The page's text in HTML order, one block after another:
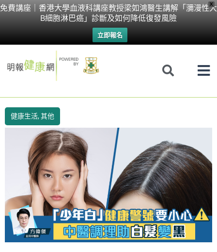
X
免費講座｜香港大學血液科講座教授梁如鴻醫生講解「瀰漫性大
B細胞淋巴癌」診斷及如何降低復發風險
立即報名
Skip
健康生活,其他